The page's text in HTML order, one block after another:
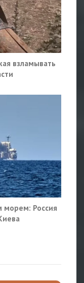
взламывать
Россия